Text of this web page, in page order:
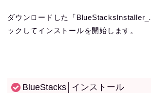
ダウンロードした「BlueStacksInstaller_.
ックしてインストールを開始します。
BlueStacks│インストール